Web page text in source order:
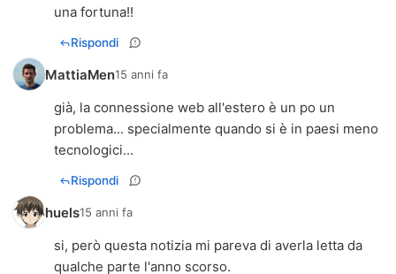
una fortuna!!
Rispondi
MattiaMen15 anni fa
già, la connessione web all'estero è un po un
problema... specialmente quando si è in paesi meno
tecnologici...
Rispondi
huels15 anni fa
si, però questa notizia mi pareva di averla letta da
qualche parte l'anno scorso.